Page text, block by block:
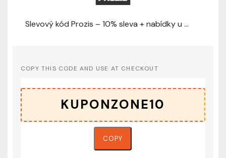
Slevový kód Prozis – 10% sleva + nabídky u objednávek nad 25 $
COPY THIS CODE AND USE AT CHECKOUT
COPY